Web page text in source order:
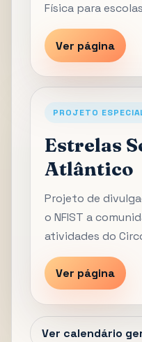
Física para
Ver página
PROJETO
Estrelas
Atlântico
Projeto de
o NFIST a
atividades do
Ver página
Ver calendário